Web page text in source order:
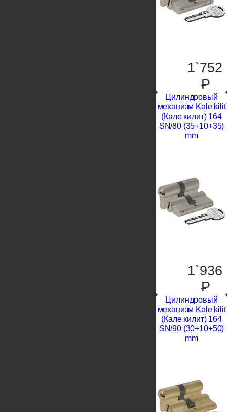
1`752
P
Цилиндровый
механизм Kale kilit
(Кале килит) 164
SN/80 (35+10+35)
mm
1`936
P
Цилиндровый
механизм Kale kilit
(Кале килит) 164
SN/90 (30+10+50)
mm